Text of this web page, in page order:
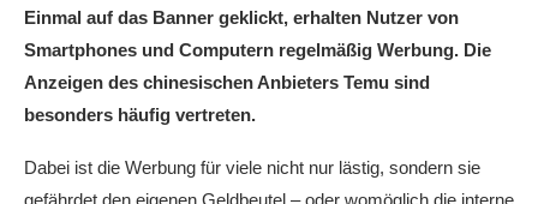
Einmal auf das Banner geklickt, erhalten Nutzer von
Smartphones und Computern regelmäßig Werbung. Die
Anzeigen des chinesischen Anbieters Temu sind
besonders häufig vertreten.
Dabei ist die Werbung für viele nicht nur lästig, sondern sie